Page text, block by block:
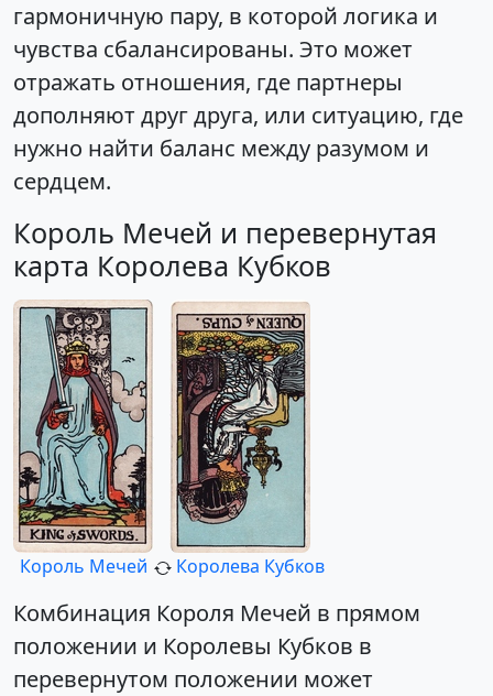
гармоничную пару, в которой логика и
чувства сбалансированы. Это может
отражать отношения, где партнеры
дополняют друг друга, или ситуацию, где
нужно найти баланс между разумом и
сердцем.
Король Мечей и перевернутая
карта Королева Кубков
Король Мечей Королева Кубков
Комбинация Короля Мечей в прямом
положении и Королевы Кубков в
перевернутом положении может